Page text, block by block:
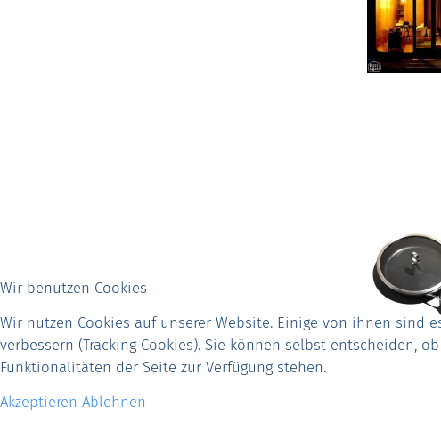
Wir benutzen Cookies
Wir nutzen Cookies auf unserer Website. Einige von ihnen sind
verbessern (Tracking Cookies). Sie können selbst entscheiden,
Funktionalitäten der Seite zur Verfügung stehen.
Akzeptieren Ablehnen